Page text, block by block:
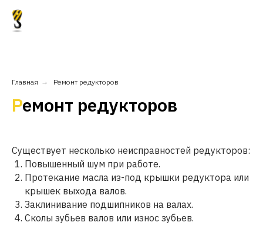
Главная → Ремонт редукторов
Ремонт редукторов
Существует несколько неисправностей редукторов:
Повышенный шум при работе.
Протекание масла из-под крышки редуктора или
крышек выхода валов.
Заклинивание подшипников на валах.
Сколы зубьев валов или износ зубьев.